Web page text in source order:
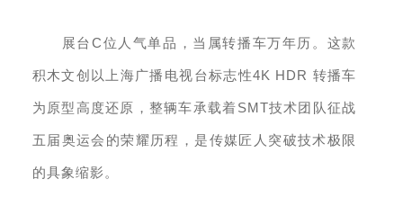
展台C位人气单品，当属转播车万年历。这款
积木文创以上海广播电视台标志性4K HDR 转播车
为原型高度还原，整辆车承载着SMT技术团队征战
五届奥运会的荣耀历程，是传媒匠人突破技术极限
的具象缩影。